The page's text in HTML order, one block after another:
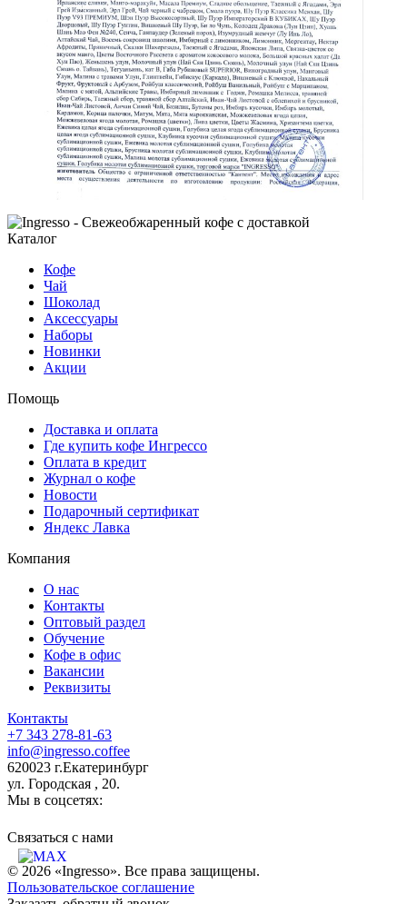
Каталог
Кофе
Чай
Шоколад
Аксессуары
Наборы
Новинки
Акции
Помощь
Доставка и оплата
Где купить кофе Ингрессо
Оплата в кредит
Журнал о кофе
Новости
Подарочный сертификат
Яндекс Лавка
Компания
О нас
Контакты
Оптовый раздел
Обучение
Кофе в офис
Вакансии
Реквизиты
Контакты
+7 343 278-81-63
info@ingresso.coffee
620023 г.Екатеринбург
ул. Городская , 20.
Мы в соцсетях:
Связаться c нами
© 2026 «Ingresso». Все права защищены.
Пользовательское соглашение